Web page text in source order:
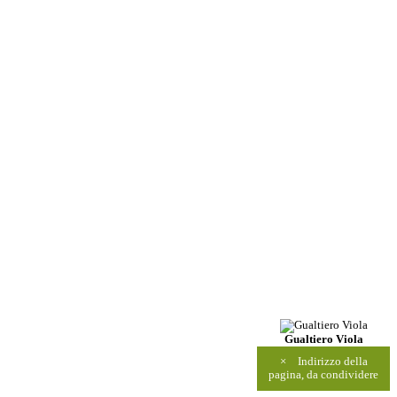
Gualtiero Viola
×
Indirizzo della
pagina, da condividere